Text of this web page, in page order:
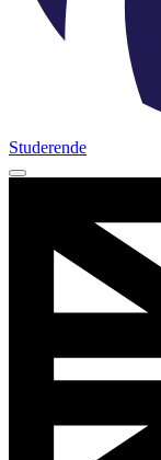
Studerende